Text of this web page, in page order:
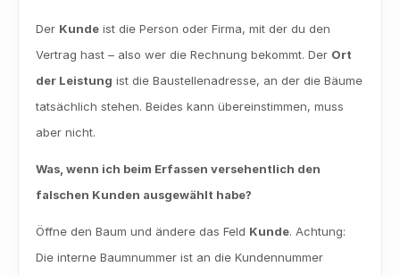
Der Kunde ist die Person oder Firma, mit der du den
Vertrag hast – also wer die Rechnung bekommt. Der Ort
der Leistung ist die Baustellenadresse, an der die Bäume
tatsächlich stehen. Beides kann übereinstimmen, muss
aber nicht.
Was, wenn ich beim Erfassen versehentlich den
falschen Kunden ausgewählt habe?
Öffne den Baum und ändere das Feld Kunde. Achtung:
Die interne Baumnummer ist an die Kundennummer